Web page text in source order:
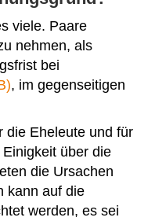
viele. Paare
nehmen, als
bei
, im gegenseitigen
die Eheleute und für
über die
die Ursachen
kann auf die
werden, es sei